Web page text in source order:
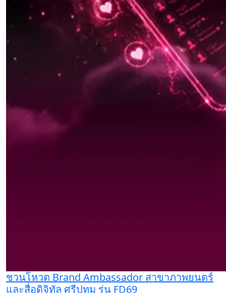
ชวนโหวต Brand Ambassador สาขาภาพยนตร์
และสื่อดิจิทัล ศรีปทุม รุ่น FD69